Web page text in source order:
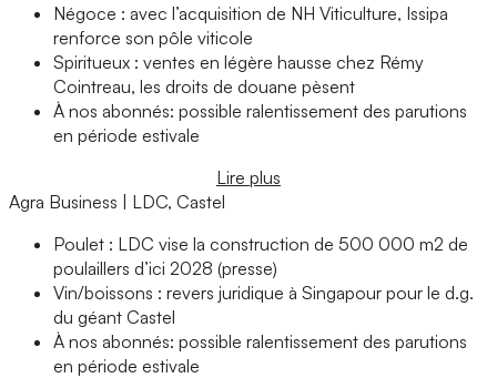
Négoce : avec l’acquisition de NH Viticulture, Issipa
renforce son pôle viticole
Spiritueux : ventes en légère hausse chez Rémy
Cointreau, les droits de douane pèsent
À nos abonnés: possible ralentissement des parutions
en période estivale
Lire plus
Agra Business | LDC, Castel
Poulet : LDC vise la construction de 500 000 m2 de
poulaillers d’ici 2028 (presse)
Vin/boissons : revers juridique à Singapour pour le d.g.
du géant Castel
À nos abonnés: possible ralentissement des parutions
en période estivale